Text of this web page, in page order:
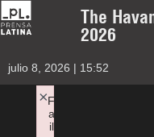
The
2026
julio 8, 2026 | 15:52
F
a
il
×